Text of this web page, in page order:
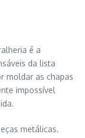
é a
da lista
moldar as chapas
impossível
metálicas.